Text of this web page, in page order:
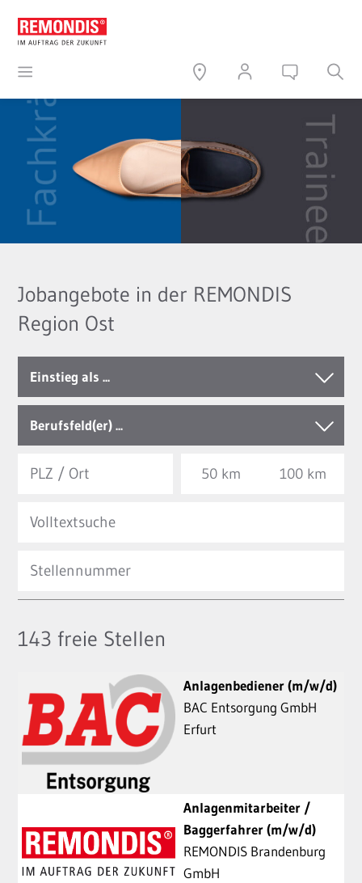
Jobangebote in der REMONDIS
Region Ost
Einstieg als ...
Berufsfeld(er) ...
50 km 100 km
143 freie Stellen
Anlagenbediener (m/w/d)
BAC Entsorgung GmbH
Erfurt
Anlagenmitarbeiter /
Baggerfahrer (m/w/d)
REMONDIS Brandenburg
GmbH